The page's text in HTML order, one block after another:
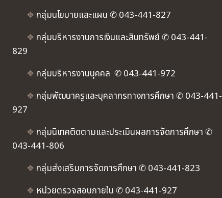
❖ กลุ่มนโยบายและแผน ✆ 043-441-827
❖ กลุ่มบริหารงานการเงินและสินทรัพย์ ✆ 043-441-
829
❖ กลุ่มบริหารงานบุคคล ✆ 043-441-972
❖ กลุ่มพัฒนาครูและบุคลากรทางการศึกษา ✆ 043-441-
927
❖ กลุ่มนิเทศติดตามและประเมินผลการจัดการศึกษา ✆
043-441-806
❖ กลุ่มส่งเสริมการจัดการศึกษา ✆ 043-441-823
❖ หน่วยตรวจสอบภายใน ✆ 043-441-927